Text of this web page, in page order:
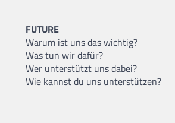
FUTURE
Warum ist uns das wichtig?
Was tun wir dafür?
Wer unterstützt uns dabei?
Wie kannst du uns unterstützen?